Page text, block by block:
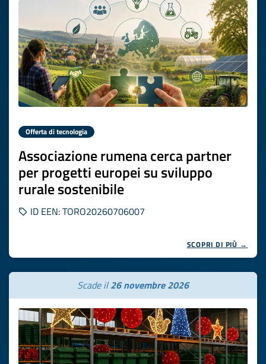
Offerta di tecnologia
Associazione rumena cerca partner
per progetti europei su sviluppo
rurale sostenibile
ID EEN: TORO20260706007
SCOPRI DI PIÙ →
Scade il26 novembre 2026